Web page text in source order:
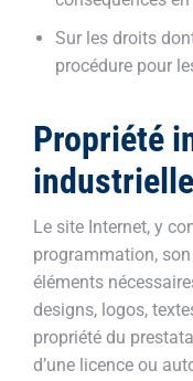
Sur les droits
procédure pour
Propriété
industrielle
Le site Internet, y
programmation,
éléments
designs, logos,
propriété du
d’une licence ou